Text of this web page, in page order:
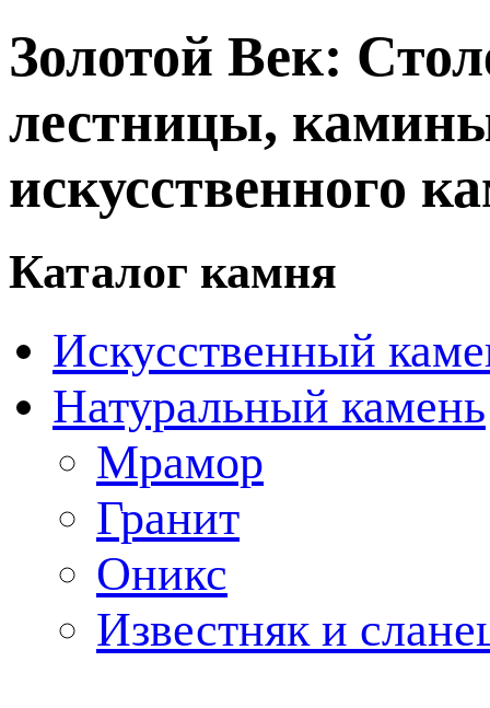
Золотой Век:
лестницы,
искусственного
Каталог камня
Искусственный
Натуральный камень
Мрамор
Гранит
Оникс
Известняк и